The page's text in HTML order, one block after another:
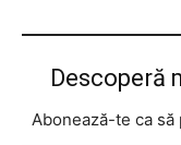
Descoperă
Abonează-te ca